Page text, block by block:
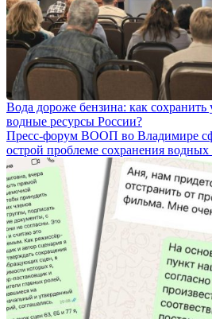
Вода дороже бензина: как сохранить
водные ресурсы России?
Пресс-форум ВООП во Владимире
острой проблеме сохранения водных